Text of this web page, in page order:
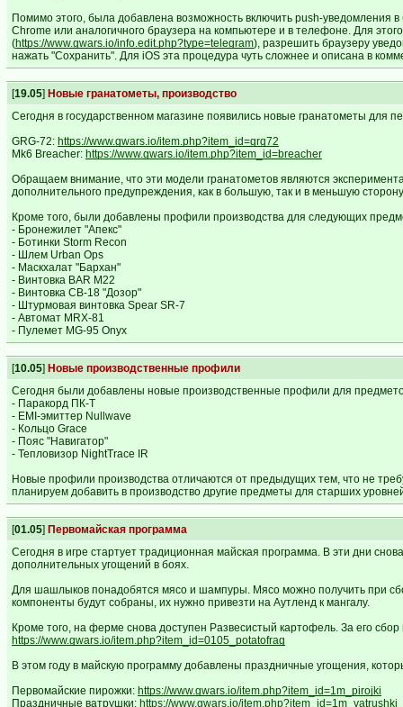
Помимо этого, была добавлена возможность включить push-уведомления
Chrome или аналогичного браузера на компьютере и в телефоне. Для
(https://www.gwars.io/info.edit.php?type=telegram), разрешить браузеру
нажать "Сохранить". Для iOS эта процедура чуть сложнее и описана в
[19.05] Новые гранатометы, производство
Сегодня в государственном магазине появились новые гранатометы для
GRG-72: https://www.gwars.io/item.php?item_id=grg72
Mk6 Breacher: https://www.gwars.io/item.php?item_id=breacher
Обращаем внимание, что эти модели гранатометов являются
дополнительного предупреждения, как в большую, так и в меньшую
Кроме того, были добавлены профили производства для следующих
- Бронежилет "Апекс"
- Ботинки Storm Recon
- Шлем Urban Ops
- Маскхалат "Бархан"
- Винтовка BAR M22
- Винтовка СВ-18 "Дозор"
- Штурмовая винтовка Spear SR-7
- Автомат MRX-81
- Пулемет MG-95 Onyx
[10.05] Новые производственные профили
Сегодня были добавлены новые производственные профили для
- Паракорд ПК-Т
- EMI-эмиттер Nullwave
- Кольцо Grace
- Пояс "Навигатор"
- Тепловизор NightTrace IR
Новые профили производства отличаются от предыдущих тем, что не
планируем добавить в производство другие предметы для старших
[01.05] Первомайская программа
Сегодня в игре стартует традиционная майская программа. В эти дни
дополнительных угощений в боях.
Для шашлыков понадобятся мясо и шампуры. Мясо можно получить при
компоненты будут собраны, их нужно привезти на Аутленд к мангалу.
Кроме того, на ферме снова доступен Развесистый картофель. За его
https://www.gwars.io/item.php?item_id=0105_potatofrag
В этом году в майскую программу добавлены праздничные угощения,
Первомайские пирожки: https://www.gwars.io/item.php?item_id=1m_pirojki
Праздничные ватрушки: https://www.gwars.io/item.php?item_id=1m_vatrushki